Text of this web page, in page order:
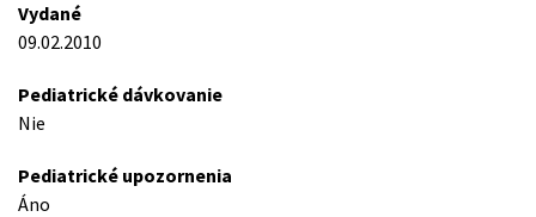
Vydané
09.02.2010
Pediatrické dávkovanie
Nie
Pediatrické upozornenia
Áno